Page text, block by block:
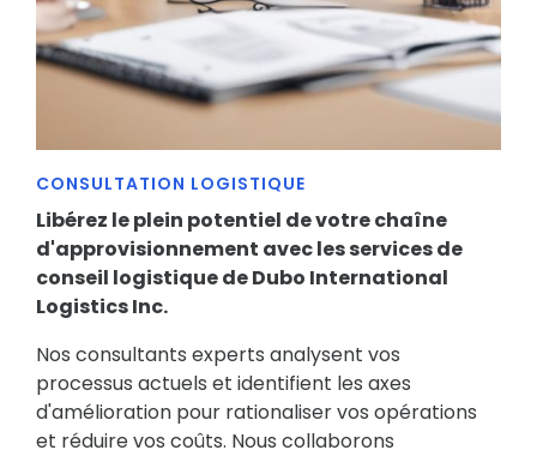
CONSULTATION LOGISTIQUE
Libérez le plein potentiel de votre chaîne
d'approvisionnement avec les services de
conseil logistique de Dubo International
Logistics Inc.
Nos consultants experts analysent vos
processus actuels et identifient les axes
d'amélioration pour rationaliser vos opérations
et réduire vos coûts. Nous collaborons